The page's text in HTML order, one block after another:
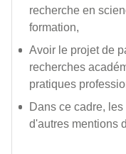
recherche en
formation,
Avoir le projet de
recherches
pratiques
Dans ce cadre,
d'autres mentions